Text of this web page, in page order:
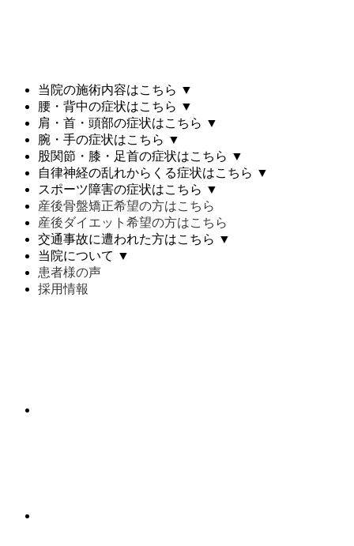
当院の施術内容はこちら ▼
腰・背中の症状はこちら ▼
肩・首・頭部の症状はこちら ▼
腕・手の症状はこちら ▼
股関節・膝・足首の症状はこちら ▼
自律神経の乱れからくる症状はこちら ▼
スポーツ障害の症状はこちら ▼
産後骨盤矯正希望の方はこちら
産後ダイエット希望の方はこちら
交通事故に遭われた方はこちら ▼
当院について ▼
患者様の声
採用情報